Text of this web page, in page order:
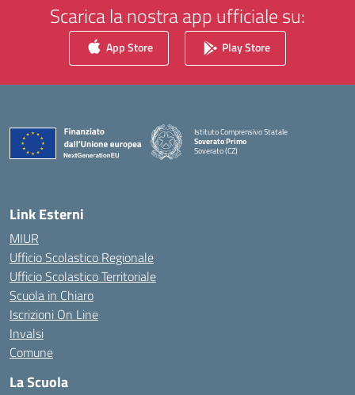
Scarica la nostra app ufficiale su:
App Store Play Store
Istituto Comprensivo Statale
Soverato Primo
Soverato (CZ)
Link Esterni
MIUR
Ufficio Scolastico Regionale
Ufficio Scolastico Territoriale
Scuola in Chiaro
Iscrizioni On Line
Invalsi
Comune
La Scuola